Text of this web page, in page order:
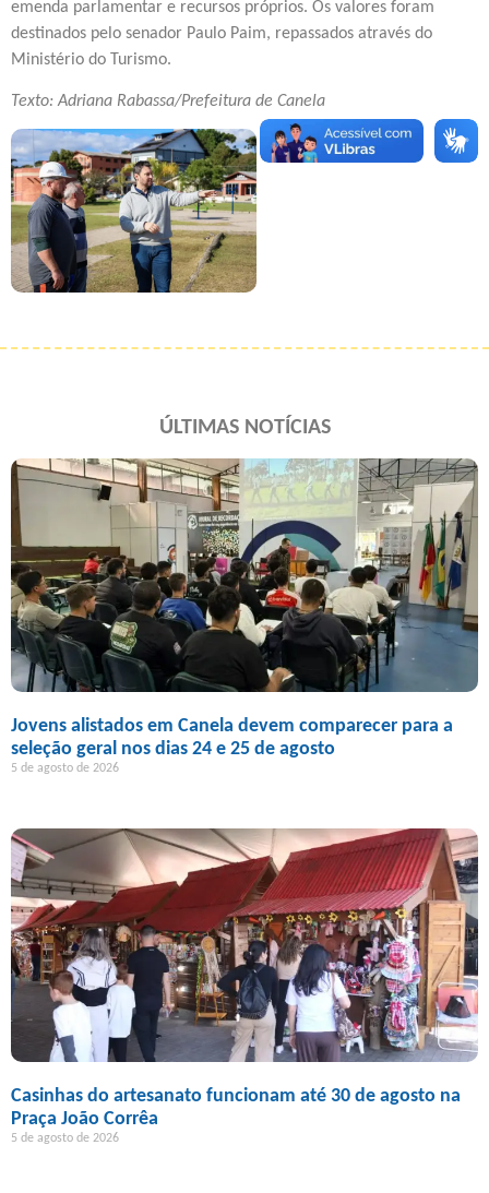
emenda parlamentar e recursos próprios. Os valores foram
destinados pelo senador Paulo Paim, repassados através do
Ministério do Turismo.
Texto: Adriana Rabassa/Prefeitura de Canela
ÚLTIMAS NOTÍCIAS
Jovens alistados em Canela devem comparecer para a
seleção geral nos dias 24 e 25 de agosto
5 de agosto de 2026
Casinhas do artesanato funcionam até 30 de agosto na
Praça João Corrêa
5 de agosto de 2026